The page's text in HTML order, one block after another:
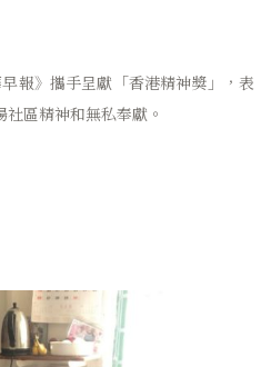
報》攜手呈獻「香港精神獎」，表
區精神和無私奉獻。